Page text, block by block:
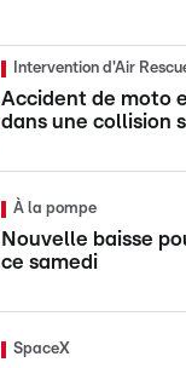
Intervention d'Air
Accident de moto
dans une collision
À la pompe
Nouvelle baisse
ce samedi
SpaceX